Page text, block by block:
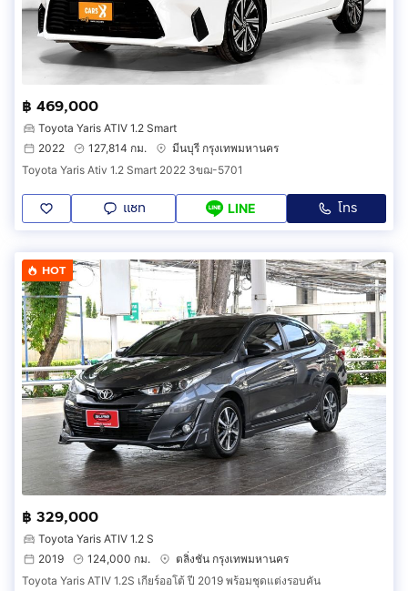
฿ 469,000
Toyota Yaris ATIV 1.2 Smart
2022
127,814 กม.
มีนบุรี กรุงเทพมหานคร
Toyota Yaris Ativ 1.2 Smart 2022 3ขฌ-5701
แชท LINE โทร
HOT
฿ 329,000
Toyota Yaris ATIV 1.2 S
2019
124,000 กม.
ตลิ่งชัน กรุงเทพมหานคร
Toyota Yaris ATIV 1.2S เกียร์ออโต้ ปี 2019 พร้อมชุดแต่งรอบคัน